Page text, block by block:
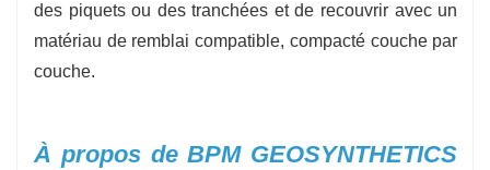
des piquets ou des tranchées et de recouvrir avec un
matériau de remblai compatible, compacté couche par
couche.
À propos de BPM GEOSYNTHETICS